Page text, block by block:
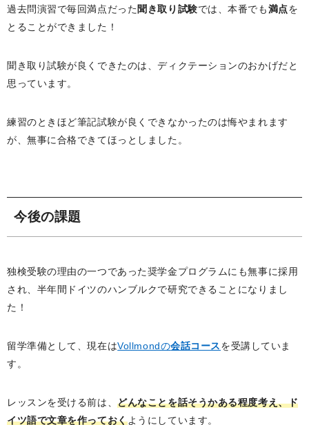
過去問演習で毎回満点だった聞き取り試験では、本番でも満点を
とることができました！
聞き取り試験が良くできたのは、ディクテーションのおかげだと
思っています。
練習のときほど筆記試験が良くできなかったのは悔やまれます
が、無事に合格できてほっとしました。
今後の課題
独検受験の理由の一つであった奨学金プログラムにも無事に採用
され、半年間ドイツのハンブルクで研究できることになりまし
た！
留学準備として、現在はVollmondの会話コースを受講していま
す。
レッスンを受ける前は、どんなことを話そうかある程度考え、ド
イツ語で文章を作っておくようにしています。